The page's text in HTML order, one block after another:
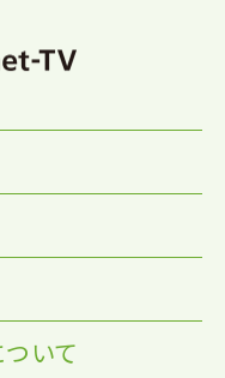
いて